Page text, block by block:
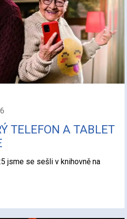
TELEFON A TABLET
jsme se sešli v knihovně na